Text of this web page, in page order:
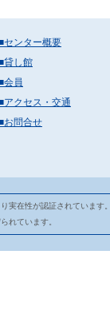
センター概要
貸し館
会員
アクセス・交通
お問合せ
り実在性が認証されています
れています。